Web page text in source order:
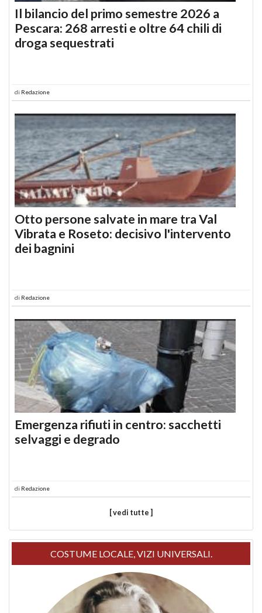
Il bilancio del primo semestre 2026 a
Pescara: 268 arresti e oltre 64 chili di
droga sequestrati
di Redazione
Otto persone salvate in mare tra Val
Vibrata e Roseto: decisivo l'intervento
dei bagnini
di Redazione
Emergenza rifiuti in centro: sacchetti
selvaggi e degrado
di Redazione
[ vedi tutte ]
COSTUME LOCALE, VIZI UNIVERSALI.